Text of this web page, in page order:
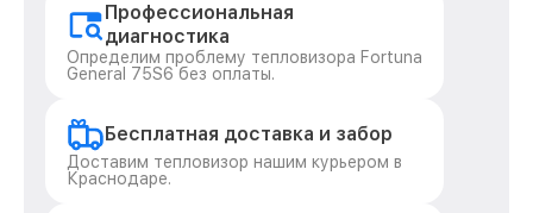
Профессиональная
диагностика
Определим проблему тепловизора Fortuna
General 75S6 без оплаты.
Бесплатная доставка и забор
Доставим тепловизор нашим курьером в
Краснодаре.